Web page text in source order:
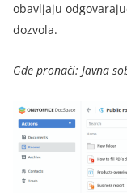
obavljaju
dozvola.
Gde pronaći: Javna